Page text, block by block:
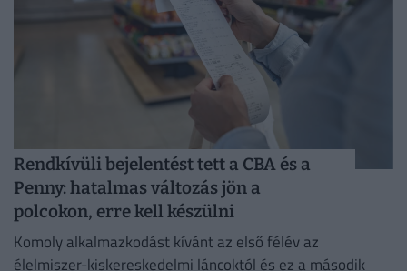
Rendkívüli bejelentést tett a CBA és a
Penny: hatalmas változás jön a
polcokon, erre kell készülni
Komoly alkalmazkodást kívánt az első félév az
élelmiszer-kiskereskedelmi láncoktól és ez a második